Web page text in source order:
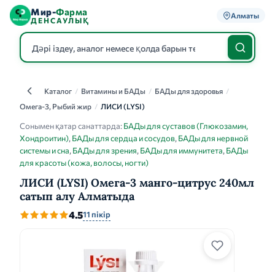
Мир-Фарма
ДЕНСАУЛЫҚ
Алматы
КаталогКаталог / Витамины и БАДы / БАДы для здоровья /
Омега-3, Рыбий жир / ЛИСИ (LYSI)
Сонымен қатар санаттарда:БАДы для суставов (Глюкозамин,
Хондроитин), БАДы для сердца и сосудов, БАДы для нервной
системы и сна, БАДы для зрения, БАДы для иммунитета, БАДы
для красоты (кожа, волосы, ногти)
ЛИСИ (LYSI) Омега-3 манго-цитрус 240мл
сатып алу Алматыда
4.511 пікір